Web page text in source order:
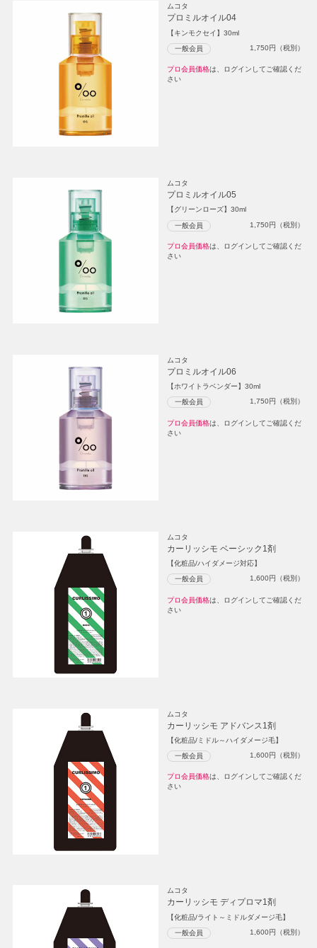
ムコタ
プロミルオイル04
【キンモクセイ】30ml
一般会員 1,750円（税別）
プロ会員価格は、ログインしてご確認くだ
さい
ムコタ
プロミルオイル05
【グリーンローズ】30ml
一般会員 1,750円（税別）
プロ会員価格は、ログインしてご確認くだ
さい
ムコタ
プロミルオイル06
【ホワイトラベンダー】30ml
一般会員 1,750円（税別）
プロ会員価格は、ログインしてご確認くだ
さい
ムコタ
カーリッシモ ベーシック1剤
【化粧品/ハイダメージ対応】
一般会員 1,600円（税別）
プロ会員価格は、ログインしてご確認くだ
さい
ムコタ
カーリッシモ アドバンス1剤
【化粧品/ミドル～ハイダメージ毛】
一般会員 1,600円（税別）
プロ会員価格は、ログインしてご確認くだ
さい
ムコタ
カーリッシモ ディプロマ1剤
【化粧品/ライト～ミドルダメージ毛】
一般会員 1,600円（税別）